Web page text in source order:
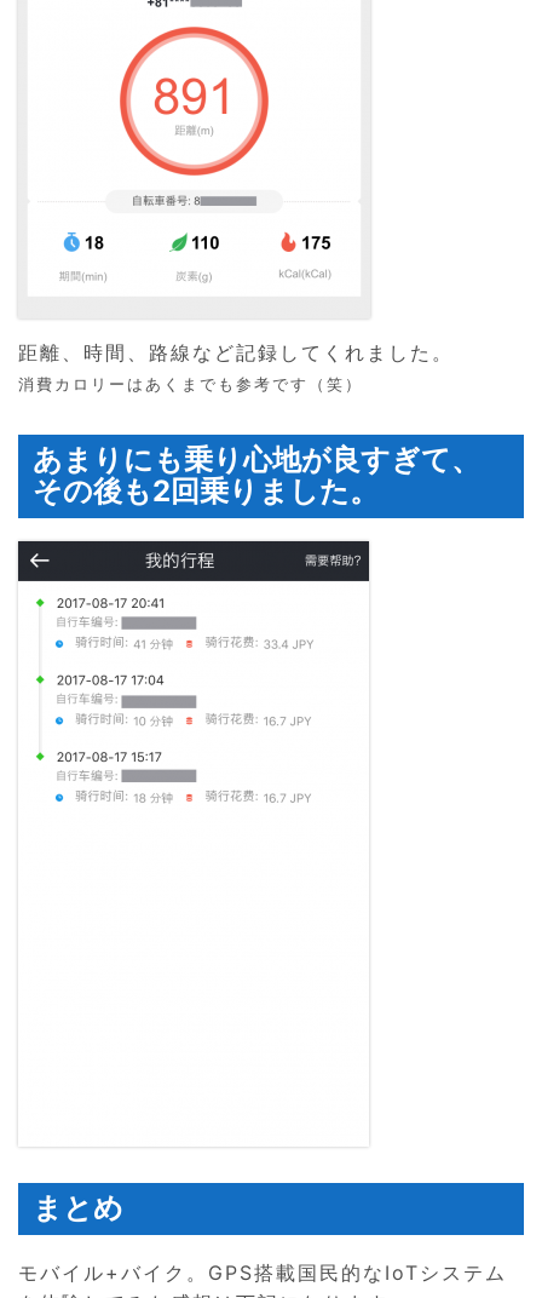
距離、時間、路線など記録してくれました。
消費カロリーはあくまでも参考です（笑）
あまりにも乗り心地が良すぎて、
その後も2回乗りました。
まとめ
モバイル+バイク。GPS搭載国民的なIoTシステム